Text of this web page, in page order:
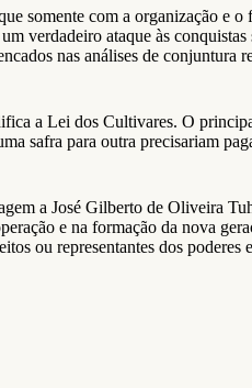
somente com a organização e
verdadeiro ataque às
nas análises de conjuntura
a Lei dos Cultivares. O
safra para outra precisariam
a José Gilberto de Oliveira
e na formação da nova
ou representantes dos